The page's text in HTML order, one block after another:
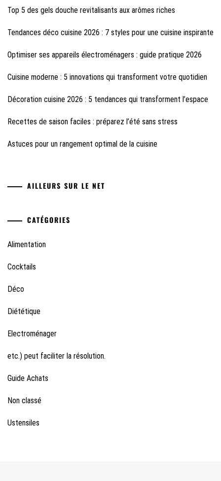
Top 5 des gels douche revitalisants aux arômes riches
Tendances déco cuisine 2026 : 7 styles pour une cuisine inspirante
Optimiser ses appareils électroménagers : guide pratique 2026
Cuisine moderne : 5 innovations qui transforment votre quotidien
Décoration cuisine 2026 : 5 tendances qui transforment l’espace
Recettes de saison faciles : préparez l’été sans stress
Astuces pour un rangement optimal de la cuisine
AILLEURS SUR LE NET
CATÉGORIES
Alimentation
Cocktails
Déco
Diététique
Electroménager
etc.) peut faciliter la résolution.
Guide Achats
Non classé
Ustensiles